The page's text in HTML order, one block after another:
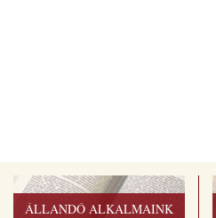
ÁLLANDÓ ALKALMAINK